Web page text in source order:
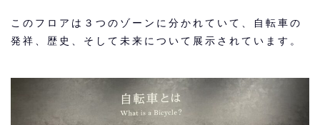
このフロアは３つのゾーンに分かれていて、自転車の
発祥、歴史、そして未来について展示されています。